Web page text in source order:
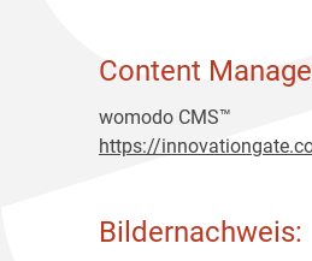
Content
womodo CMS™
https://
Bildernachweis: